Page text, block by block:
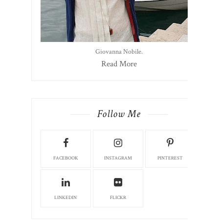
Giovanna Nobile.
Read More
Follow Me
FACEBOOK INSTAGRAM PINTEREST
LINKEDIN FLICKR